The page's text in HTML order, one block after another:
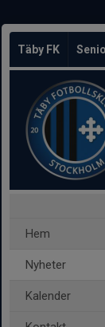
Täby FK
Hem
Nyheter
Kalender